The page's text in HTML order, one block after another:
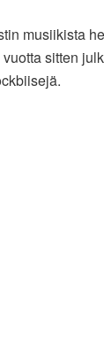
musiikista
sitten